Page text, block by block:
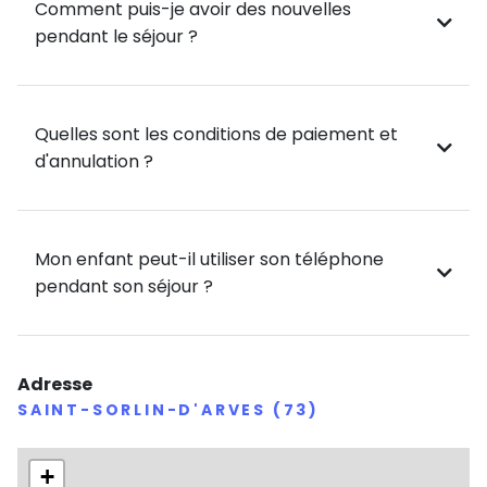
sur les transat de la terrasse du chalet. Chaque
soirée se poursuivra dans une ambiance
Et pour terminer le séjour en beauté : place à la
et mémorable pour célébrer ensemble tous les
Comment puis-je avoir des nouvelles
pendant le séjour ?
Quelles sont les conditions de paiement et
d'annulation ?
Mon enfant peut-il utiliser son téléphone
pendant son séjour ?
Adresse
SAINT-SORLIN-D'ARVES (73)
+